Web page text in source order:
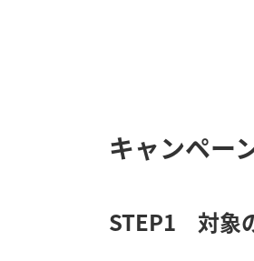
キャンペー
STEP1 対象